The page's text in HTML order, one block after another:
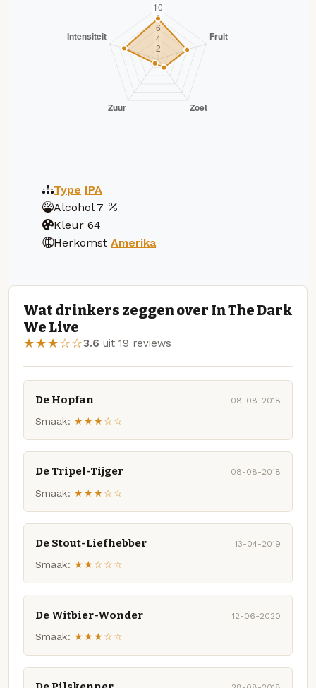
Type IPA
Alcohol 7
Kleur 64
Herkomst Amerika
Wat drinkers zeggen over In The Dark
We Live
★★★☆☆3.6 uit 19 reviews
De Hopfan 08-08-2018
Smaak: ★★★☆☆
De Tripel-Tijger 08-08-2018
Smaak: ★★★☆☆
De Stout-Liefhebber 13-04-2019
Smaak: ★★☆☆☆
De Witbier-Wonder 12-06-2020
Smaak: ★★★☆☆